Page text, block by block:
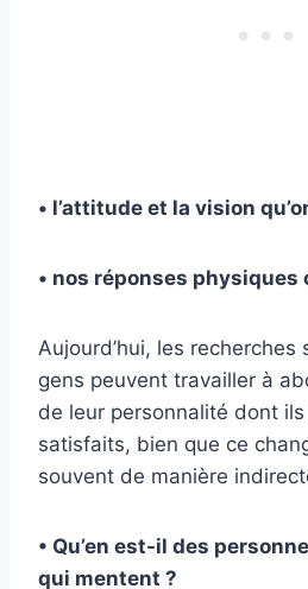
• l’attitude et la vision
• nos réponses physiques
Aujourd’hui, les recherches
gens peuvent travailler à
de leur personnalité dont
satisfaits, bien que ce
souvent de manière
• Qu’en est-il des
qui mentent ?